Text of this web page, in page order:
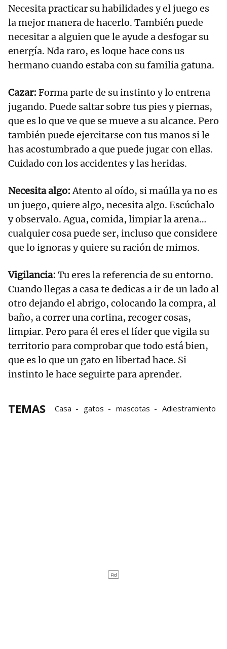
Necesita practicar su habilidades y el juego es
la mejor manera de hacerlo. También puede
necesitar a alguien que le ayude a desfogar su
energía. Nda raro, es loque hace cons us
hermano cuando estaba con su familia gatuna.
Cazar: Forma parte de su instinto y lo entrena
jugando. Puede saltar sobre tus pies y piernas,
que es lo que ve que se mueve a su alcance. Pero
también puede ejercitarse con tus manos si le
has acostumbrado a que puede jugar con ellas.
Cuidado con los accidentes y las heridas.
Necesita algo:Atento al oído, si maúlla ya no es
un juego, quiere algo, necesita algo. Escúchalo
y observalo. Agua, comida, limpiar la arena…
cualquier cosa puede ser, incluso que considere
que lo ignoras y quiere su ración de mimos.
Vigilancia: Tu eres la referencia de su entorno.
Cuando llegas a casa te dedicas a ir de un lado al
otro dejando el abrigo, colocando la compra, al
baño, a correr una cortina, recoger cosas,
limpiar. Pero para él eres el líder que vigila su
territorio para comprobar que todo está bien,
que es lo que un gato en libertad hace. Si
instinto le hace seguirte para aprender.
TEMAS Casa gatos mascotas Adiestramiento